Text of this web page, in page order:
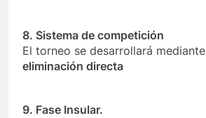
8. Sistema de competición
El torneo se desarrollará mediante
eliminación directa
9. Fase Insular.